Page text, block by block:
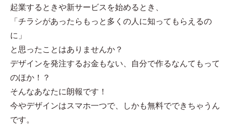
起業するときや新サービスを始めるとき、
「チラシがあったらもっと多くの人に知ってもらえるの
に」
と思ったことはありませんか？
デザインを発注するお金もない、自分で作るなんてもって
のほか！？
そんなあなたに朗報です！
今やデザインはスマホ一つで、しかも無料でできちゃうん
です。